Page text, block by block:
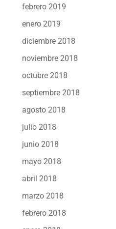
febrero 2019
enero 2019
diciembre 2018
noviembre 2018
octubre 2018
septiembre 2018
agosto 2018
julio 2018
junio 2018
mayo 2018
abril 2018
marzo 2018
febrero 2018